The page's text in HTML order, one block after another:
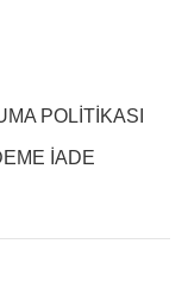
POLİTİKASI
İADE